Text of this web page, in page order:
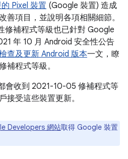
Pixel 裝置 (Google 裝置) 造成
善項目，並說明各項相關細節。
補程式等級也已針對 Google
年 10 月 Android 安全性公告
查及更新 Android 版本一文，瞭
補程式等級。
會收到 2021-10-05 修補程式等
接受這些裝置更新。
Developers 網站取得 Google 裝置